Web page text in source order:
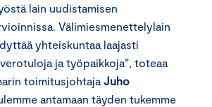
lain uudistamisen
Välimiesmenettelylain
yhteiskuntaa laajasti
ja työpaikkoja”, toteaa
toimitusjohtaja Juho
antamaan täyden tukemme